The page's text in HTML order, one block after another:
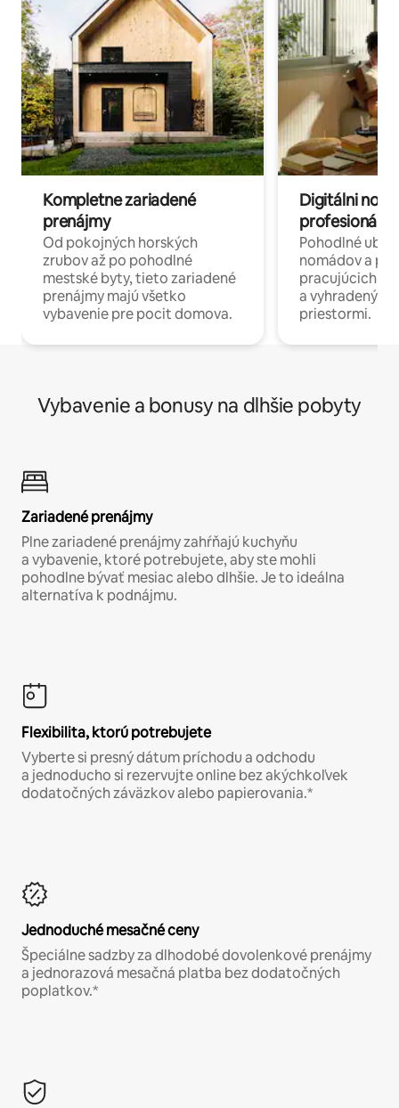
Kompletne zariadené
prenájmy
Od pokojných horských
zrubov až po pohodlné
mestské byty, tieto zariadené
prenájmy majú všetko
vybavenie pre pocit domova.
Digitálni
profesionáli
Pohodlné
nomádov a
pracujúcich
a
priestormi.
Vybavenie a bonusy na dlhšie pobyty
Zariadené prenájmy
Plne zariadené prenájmy zahŕňajú kuchyňu
a vybavenie, ktoré potrebujete, aby ste mohli
pohodlne bývať mesiac alebo dlhšie. Je to ideálna
alternatíva k podnájmu.
Flexibilita, ktorú potrebujete
Vyberte si presný dátum príchodu a odchodu
a jednoducho si rezervujte online bez akýchkoľvek
dodatočných záväzkov alebo papierovania.*
Jednoduché mesačné ceny
Špeciálne sadzby za dlhodobé dovolenkové prenájmy
a jednorazová mesačná platba bez dodatočných
poplatkov.*